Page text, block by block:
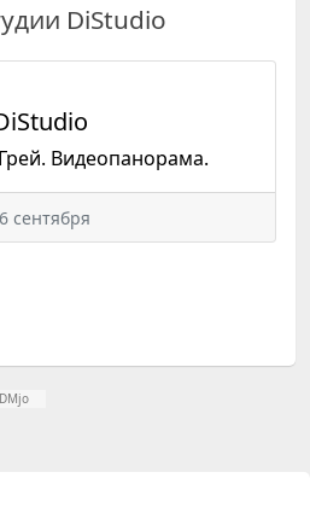
DiStudio
Видеопанорама.
сентября